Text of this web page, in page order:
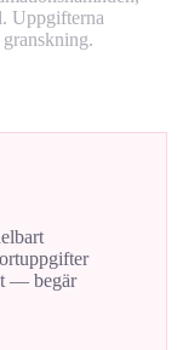
Uppgifterna
granskning.
— begär